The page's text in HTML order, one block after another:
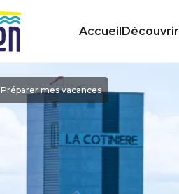
AccueilDécouvrir
Préparer mes vacances